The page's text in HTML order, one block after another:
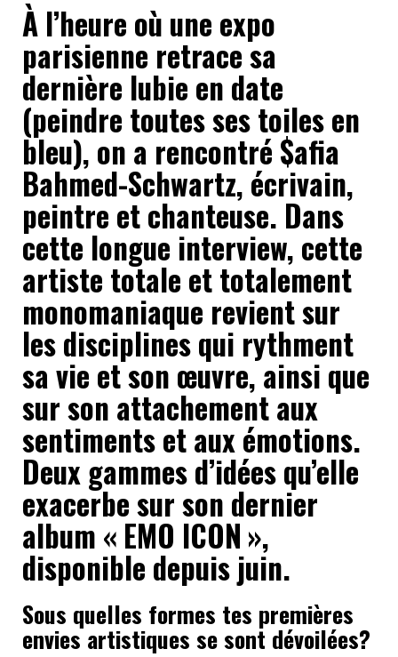
À l’heure où une expo
parisienne retrace sa
dernière lubie en date
(peindre toutes ses toiles en
bleu), on a rencontré $afia
Bahmed-Schwartz, écrivain,
peintre et chanteuse. Dans
cette longue interview, cette
artiste totale et totalement
monomaniaque revient sur
les disciplines qui rythment
sa vie et son œuvre, ainsi que
sur son attachement aux
sentiments et aux émotions.
Deux gammes d’idées qu’elle
exacerbe sur son dernier
album « EMO ICON »,
disponible depuis juin.
Sous quelles formes tes premières
envies artistiques se sont dévoilées?